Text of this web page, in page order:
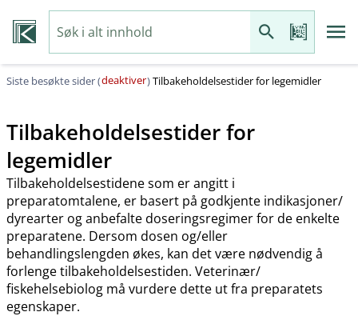
Siste besøkte sider (deaktiver)Tilbakeholdelsestider for legemidler
Tilbakeholdelsestider for
legemidler
Tilbakeholdelsestidene som er angitt i
preparatomtalene, er basert på godkjente indikasjoner​/​
dyrearter og anbefalte doseringsregimer for de enkelte
preparatene. Dersom dosen og​/​eller
behandlingslengden økes, kan det være nødvendig å
forlenge tilbakeholdelsestiden. Veterinær​/​
fiskehelsebiolog må vurdere dette ut fra preparatets
egenskaper.